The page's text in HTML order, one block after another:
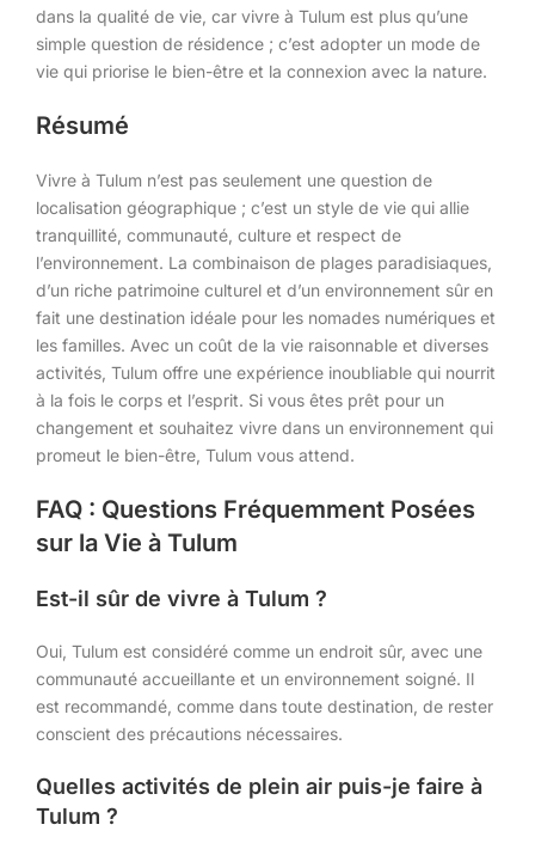
dans la qualité de vie, car vivre à Tulum est plus qu’une
simple question de résidence ; c’est adopter un mode de
vie qui priorise le bien-être et la connexion avec la nature.
Résumé
Vivre à Tulum n’est pas seulement une question de
localisation géographique ; c’est un style de vie qui allie
tranquillité, communauté, culture et respect de
l’environnement. La combinaison de plages paradisiaques,
d’un riche patrimoine culturel et d’un environnement sûr en
fait une destination idéale pour les nomades numériques et
les familles. Avec un coût de la vie raisonnable et diverses
activités, Tulum offre une expérience inoubliable qui nourrit
à la fois le corps et l’esprit. Si vous êtes prêt pour un
changement et souhaitez vivre dans un environnement qui
promeut le bien-être, Tulum vous attend.
FAQ : Questions Fréquemment Posées
sur la Vie à Tulum
Est-il sûr de vivre à Tulum ?
Oui, Tulum est considéré comme un endroit sûr, avec une
communauté accueillante et un environnement soigné. Il
est recommandé, comme dans toute destination, de rester
conscient des précautions nécessaires.
Quelles activités de plein air puis-je faire à
Tulum ?